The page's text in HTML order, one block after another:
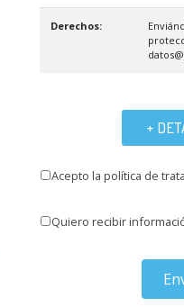
Derechos:
+
Acepto la política de
Quiero recibir